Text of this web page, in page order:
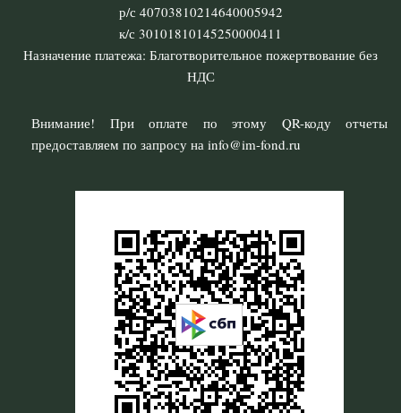
р/с 40703810214640005942
к/с 30101810145250000411
Назначение платежа: Благотворительное пожертвование без
НДС
Внимание! При оплате по этому QR-коду отчеты
предоставляем по запросу на info@im-fond.ru